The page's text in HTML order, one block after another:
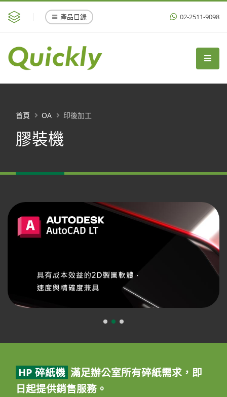
產品目錄 02-2511-9098
膠裝機
首頁 OA 印後加工
HP 碎紙機 滿足辦公室所有碎紙需求，即
日起提供銷售服務。